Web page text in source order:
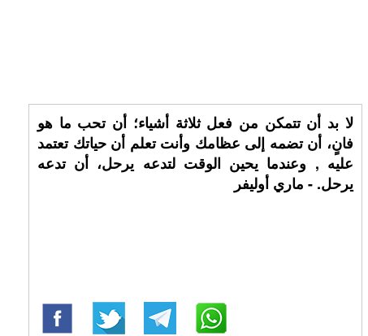
لا بد أن تتمكن من فعل ثلاثة أشياء؛ أن تحب ما هو
فانٍ، أن تضمه إلى عظامك وأنت تعلم أن حياتك تعتمد
عليه , وعندما يحين الوقت لتدعه يرحل، أن تدعه
يرحل. - ماري أوليفر